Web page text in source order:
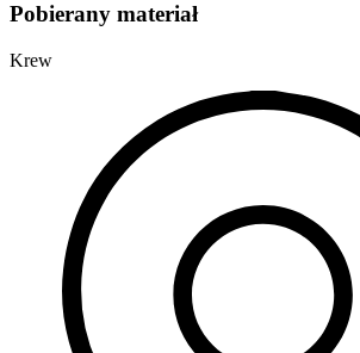
Pobierany materiał
Krew